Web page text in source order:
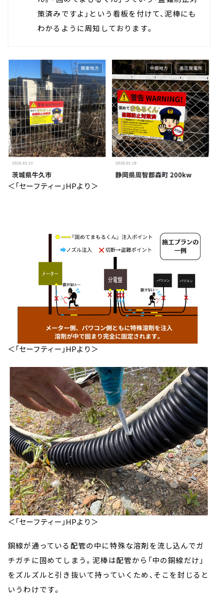
策済みですよ」という看板を付けて、泥棒にも
わかるように周知しております。
＜「セーフティー」HPより＞
＜「セーフティー」HPより＞
＜「セーフティー」HPより＞
銅線が通っている配管の中に特殊な溶剤を流し込んでガ
チガチに固めてしまう。泥棒は配管から「中の銅線だけ」
をズルズルと引き抜いて持っていくため、そこを封じると
いうわけです。